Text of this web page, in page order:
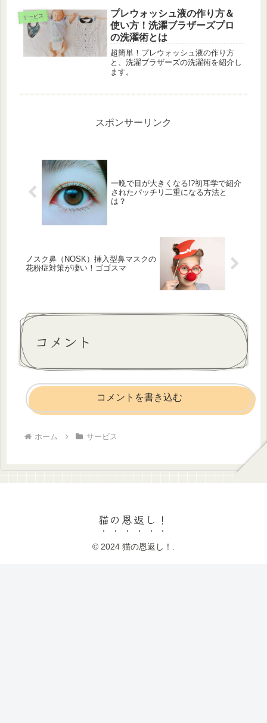
サービス
プレウォッシュ液の作り方＆
使い方！洗濯ブラザーズプロ
の洗濯術とは
超簡単！プレウォッシュ液の作り方
と、洗濯ブラザーズの洗濯術を紹介し
ます。
スポンサーリンク
一晩で目が大きくなる!?初耳学で紹介
されたパッチリ二重になる方法と
は？
ノスク鼻（NOSK）挿入型鼻マスクの
花粉症対策が凄い！ゴゴスマ
コメント
コメントを書き込む
ホーム サービス
猫の恩返し！
© 2024 猫の恩返し！.